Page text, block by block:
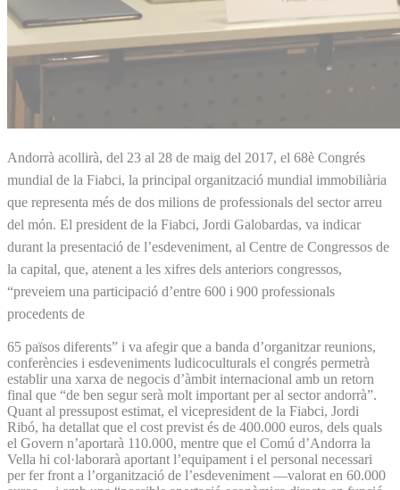
Andorrà acollirà, del 23 al 28 de maig del 2017, el 68è Congrés
mundial de la Fiabci, la principal organització mundial immobiliària
que representa més de dos milions de professionals del sector arreu
del món. El president de la Fiabci, Jordi Galobardas, va indicar
durant la presentació de l’esdeveniment, al Centre de Congressos de
la capital, que, atenent a les xifres dels anteriors congressos,
“preveiem una participació d’entre 600 i 900 professionals
procedents de
65 països diferents” i va afegir que a banda d’organitzar reunions,
conferències i esdeveniments ludicoculturals el congrés permetrà
establir una xarxa de negocis d’àmbit internacional amb un retorn
final que “de ben segur serà molt important per al sector andorrà”.
Quant al pressupost estimat, el vicepresident de la Fiabci, Jordi
Ribó, ha detallat que el cost previst és de 400.000 euros, dels quals
el Govern n’aportarà 110.000, mentre que el Comú d’Andorra la
Vella hi col·laborarà aportant l’equipament i el personal necessari
per fer front a l’organització de l’esdeveniment —valorat en 60.000